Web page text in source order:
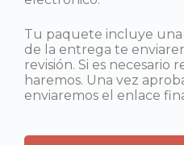
Tu paquete incluye una
de la entrega te
revisión. Si es necesario
haremos. Una vez
enviaremos el enlace